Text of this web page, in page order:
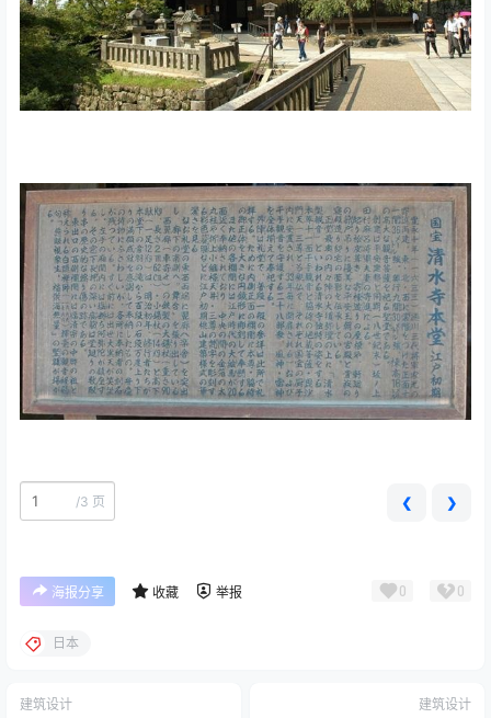
/3 页 ❮ ❯
海报分享 收藏 举报 0 0
日本
建筑设计 建筑设计